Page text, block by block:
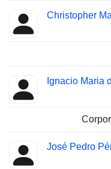
Christopher
Ignacio Maria
José Pedro